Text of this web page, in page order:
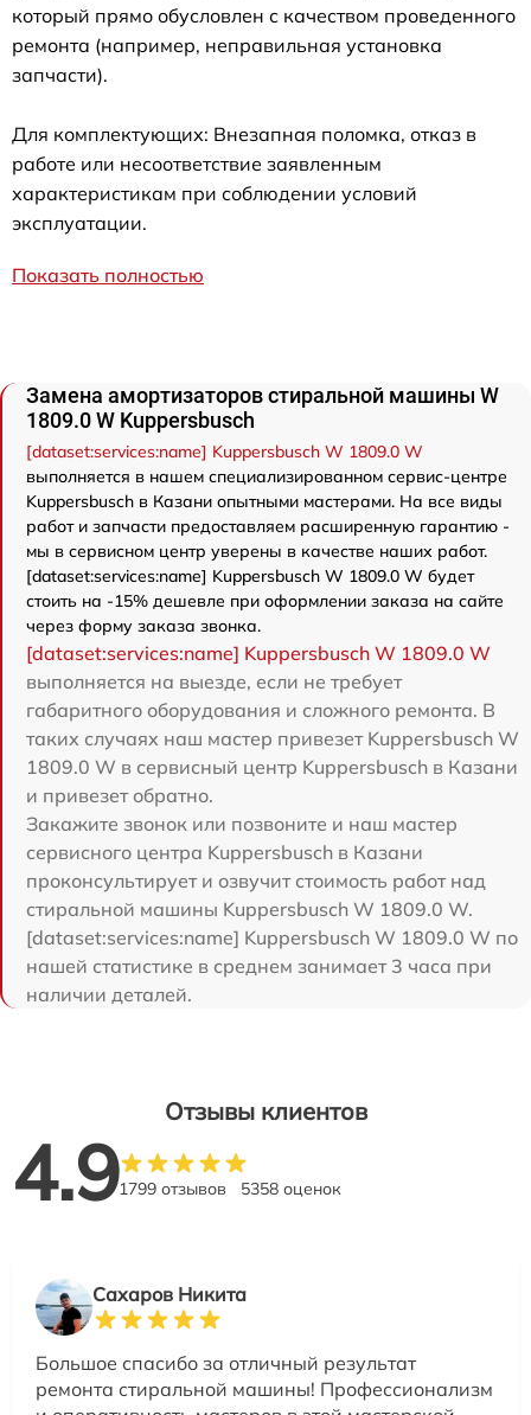
который прямо обусловлен с качеством проведенного
ремонта (например, неправильная установка
запчасти).
Для комплектующих: Внезапная поломка, отказ в
работе или несоответствие заявленным
характеристикам при соблюдении условий
эксплуатации.
Показать полностью
Замена амортизаторов стиральной машины W
1809.0 W Kuppersbusch
[dataset:services:name] Kuppersbusch W 1809.0 W
выполняется в нашем специализированном сервис-центре
Kuppersbusch в Казани опытными мастерами. На все виды
работ и запчасти предоставляем расширенную гарантию -
мы в сервисном центр уверены в качестве наших работ.
[dataset:services:name] Kuppersbusch W 1809.0 W будет
стоить на -15% дешевле при оформлении заказа на сайте
через форму заказа звонка.
[dataset:services:name] Kuppersbusch W 1809.0 W
выполняется на выезде, если не требует
габаритного оборудования и сложного ремонта. В
таких случаях наш мастер привезет Kuppersbusch W
1809.0 W в сервисный центр Kuppersbusch в Казани
и привезет обратно.
Закажите звонок или позвоните и наш мастер
сервисного центра Kuppersbusch в Казани
проконсультирует и озвучит стоимость работ над
стиральной машины Kuppersbusch W 1809.0 W.
[dataset:services:name] Kuppersbusch W 1809.0 W по
нашей статистике в среднем занимает 3 часа при
наличии деталей.
Отзывы клиентов
4.91799 отзывов 5358 оценок
Сахаров Никита
Большое спасибо за отличный результат
ремонта стиральной машины! Профессионализм